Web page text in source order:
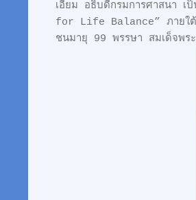
เอี่ยม อธิบดีกรมการศาสนา
for Life Balance” ภายใต้กิ
ชนมายุ 99 พรรษา สมเด็จพร